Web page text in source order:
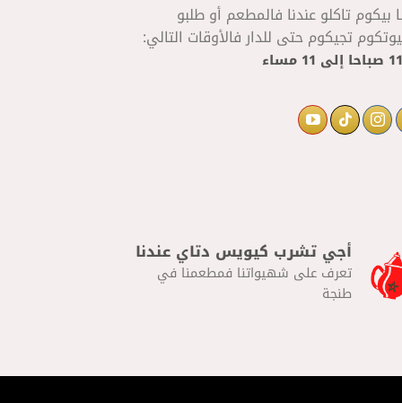
بيكوم تاكلو عندنا فالمطعم أو طلبو
تجيكوم حتى للدار فالأوقات التالي:
إلى
أجي تشرب كيويس دتاي عندنا
تعرف على شهيواتنا فمطعمنا في
طنجة